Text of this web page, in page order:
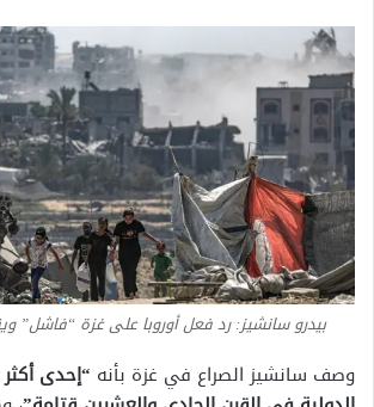
بيدرو سانشيز: رد فعل أوروبا على غزة “فاشل”
وصف سانشيز الصراع في غزة بأنه “إحدى